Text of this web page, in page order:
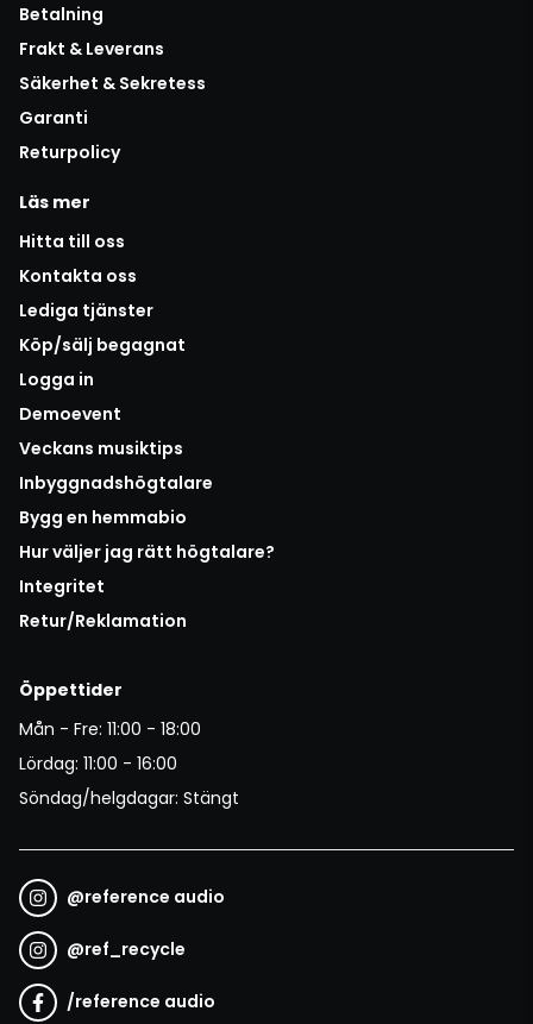
Betalning
Frakt & Leverans
Säkerhet & Sekretess
Garanti
Returpolicy
Läs mer
Hitta till oss
Kontakta oss
Lediga tjänster
Köp/sälj begagnat
Logga in
Demoevent
Veckans musiktips
Inbyggnadshögtalare
Bygg en hemmabio
Hur väljer jag rätt högtalare?
Integritet
Retur/Reklamation
Öppettider
Mån - Fre: 11:00 - 18:00
Lördag: 11:00 - 16:00
Söndag/helgdagar: Stängt
@reference audio
@ref_recycle
/reference audio